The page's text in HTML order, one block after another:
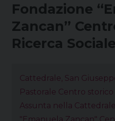
Fondazione
Zancan”
Ricerca Sociale
Cattedrale, San
Pastorale Centro storico
Assunta nella Cattedrale